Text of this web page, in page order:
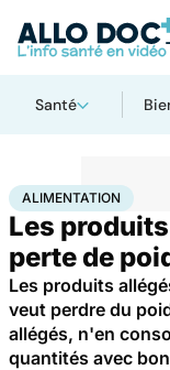
Santé
AccueilSantéMaladies
ALIMENTATION
Les
perte de
Les produits
veut perdre du
allégés, n'en
quantités avec